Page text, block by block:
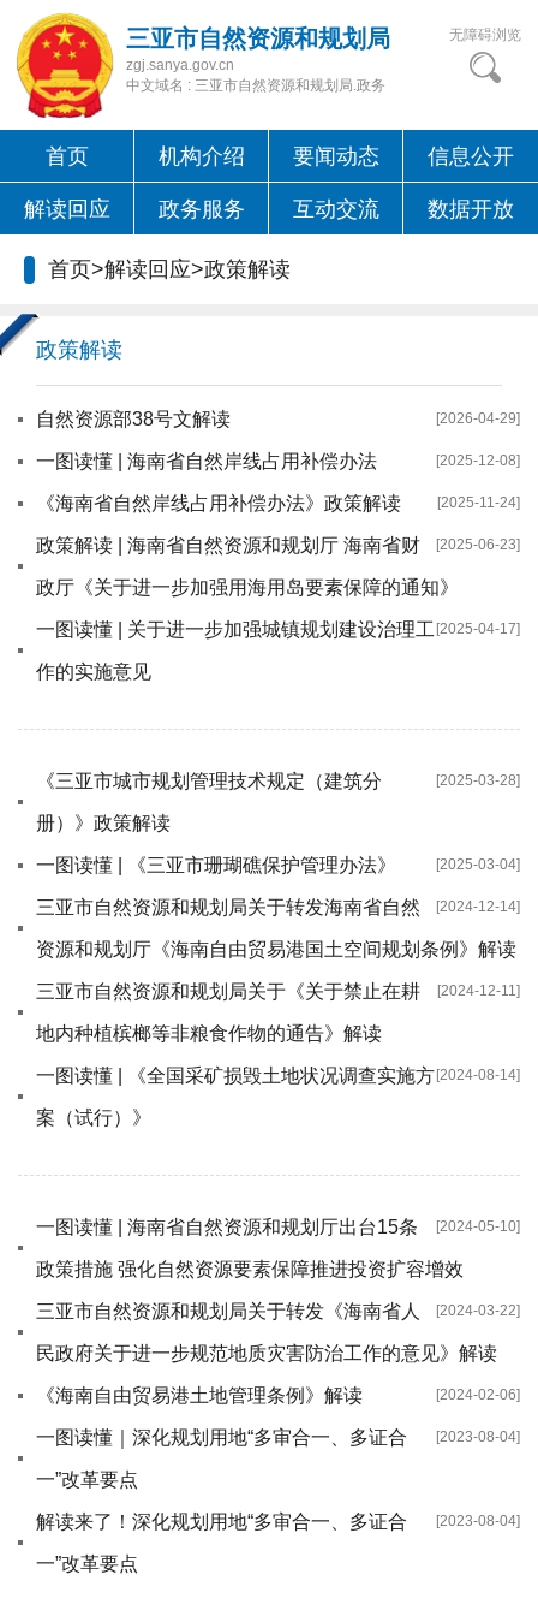
三亚市自然资源和规划局
zgj.sanya.gov.cn
中文域名 : 三亚市自然资源和规划局.政务
无障碍浏览
首页 机构介绍 要闻动态 信息公开
解读回应 政务服务 互动交流 数据开放
首页>解读回应>政策解读
政策解读
[2026-04-29]
自然资源部38号文解读
[2025-12-08]
一图读懂 | 海南省自然岸线占用补偿办法
[2025-11-24]
《海南省自然岸线占用补偿办法》政策解读
[2025-06-23]
政策解读 | 海南省自然资源和规划厅 海南省财
政厅《关于进一步加强用海用岛要素保障的通知》
[2025-04-17]
一图读懂 | 关于进一步加强城镇规划建设治理工
作的实施意见
[2025-03-28]
《三亚市城市规划管理技术规定（建筑分
册）》政策解读
[2025-03-04]
一图读懂 | 《三亚市珊瑚礁保护管理办法》
[2024-12-14]
三亚市自然资源和规划局关于转发海南省自然
资源和规划厅《海南自由贸易港国土空间规划条例》解读
[2024-12-11]
三亚市自然资源和规划局关于《关于禁止在耕
地内种植槟榔等非粮食作物的通告》解读
[2024-08-14]
一图读懂 | 《全国采矿损毁土地状况调查实施方
案（试行）》
[2024-05-10]
一图读懂 | 海南省自然资源和规划厅出台15条
政策措施 强化自然资源要素保障推进投资扩容增效
[2024-03-22]
三亚市自然资源和规划局关于转发《海南省人
民政府关于进一步规范地质灾害防治工作的意见》解读
[2024-02-06]
《海南自由贸易港土地管理条例》解读
[2023-08-04]
一图读懂｜深化规划用地“多审合一、多证合
一”改革要点
[2023-08-04]
解读来了！深化规划用地“多审合一、多证合
一”改革要点